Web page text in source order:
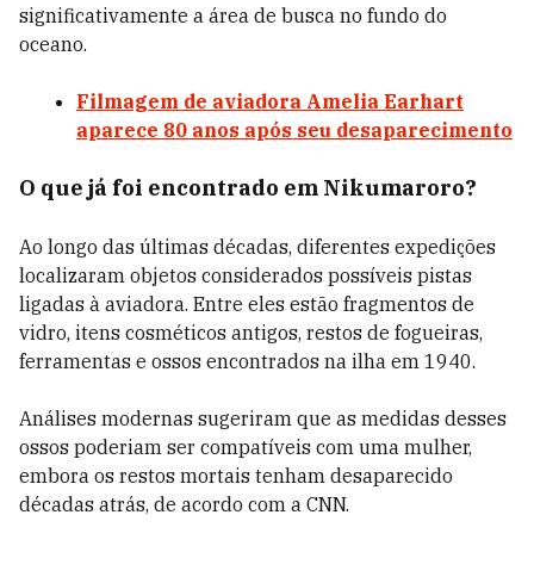
significativamente a área de busca no fundo do
oceano.
Filmagem de aviadora Amelia Earhart
aparece 80 anos após seu desaparecimento
O que já foi encontrado em Nikumaroro?
Ao longo das últimas décadas, diferentes expedições
localizaram objetos considerados possíveis pistas
ligadas à aviadora. Entre eles estão fragmentos de
vidro, itens cosméticos antigos, restos de fogueiras,
ferramentas e ossos encontrados na ilha em 1940.
Análises modernas sugeriram que as medidas desses
ossos poderiam ser compatíveis com uma mulher,
embora os restos mortais tenham desaparecido
décadas atrás, de acordo com a CNN.